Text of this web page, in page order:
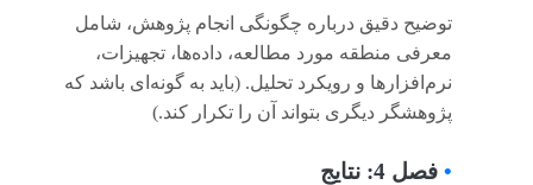
توضیح دقیق درباره چگونگی انجام پژوهش، شامل
معرفی منطقه مورد مطالعه، داده‌ها، تجهیزات،
نرم‌افزارها و رویکرد تحلیل. (باید به گونه‌ای باشد که
پژوهشگر دیگری بتواند آن را تکرار کند.)
فصل 4: نتایج